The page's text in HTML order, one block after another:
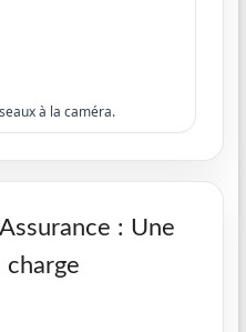
à la caméra.
: Une